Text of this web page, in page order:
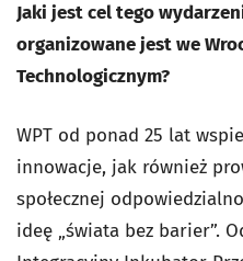
Jaki jest cel tego
organizowane jest we
Technologicznym?
WPT od ponad 25 lat
innowacje, jak również
społecznej
ideę „świata bez barier”.